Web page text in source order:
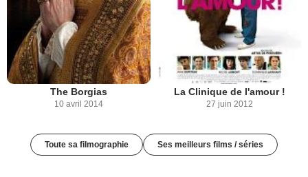
The Borgias
10 avril 2014
La Clinique de l'amour !
27 juin 2012
Toute sa filmographie Ses meilleurs films / séries